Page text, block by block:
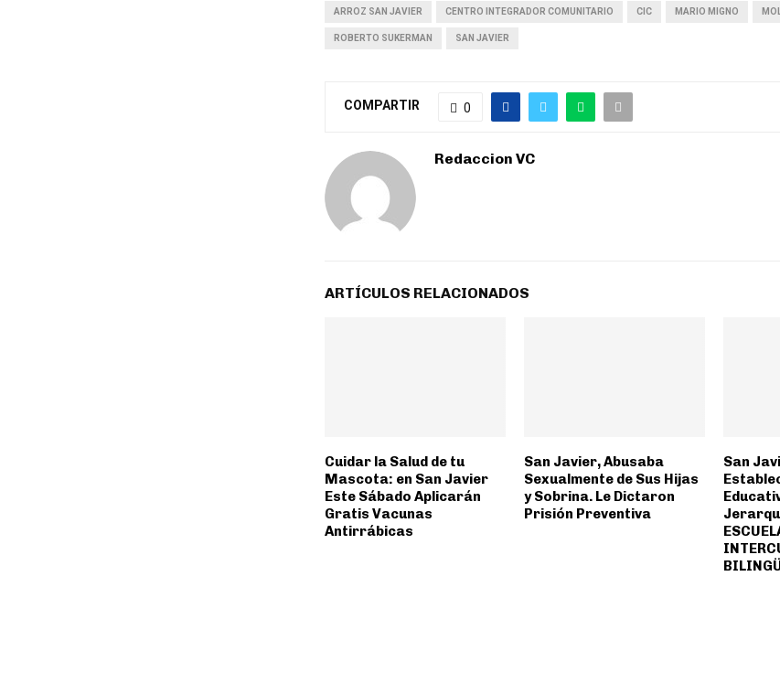
ARROZ SAN JAVIER CENTRO INTEGRADOR COMUNITARIO CIC MARIO MIGNO
ROBERTO SUKERMAN SAN JAVIER
COMPARTIR 0
Redaccion VC
ARTÍCULOS RELACIONADOS
Cuidar la Salud de tu
Mascota: en San Javier
Este Sábado Aplicarán
Gratis Vacunas
Antirrábicas
San Javier, Abusaba
Sexualmente de Sus Hijas
y Sobrina. Le Dictaron
Prisión Preventiva
San